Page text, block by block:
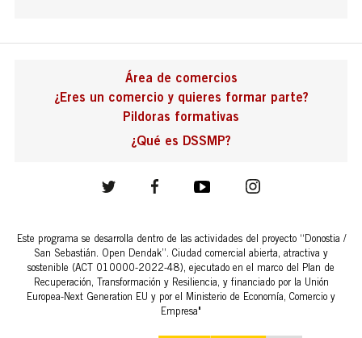
¿Qué es DSSMP?
Área de comercios
¿Eres un comercio y quieres formar parte?
Pildoras formativas
Este programa se desarrolla dentro de las actividades del proyecto “Donostia /
San Sebastián. Open Dendak”. Ciudad comercial abierta, atractiva y
sostenible (ACT 010000-2022-48), ejecutado en el marco del Plan de
Recuperación, Transformación y Resiliencia, y financiado por la Unión
Europea-Next Generation EU y por el Ministerio de Economía, Comercio y
Empresa"